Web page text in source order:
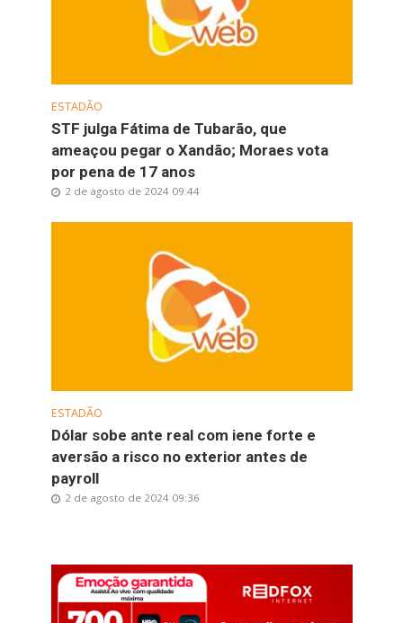
ESTADÃO
STF julga Fátima de Tubarão, que
ameaçou pegar o Xandão; Moraes vota
por pena de 17 anos
2 de agosto de 2024 09:44
ESTADÃO
Dólar sobe ante real com iene forte e
aversão a risco no exterior antes de
payroll
2 de agosto de 2024 09:36